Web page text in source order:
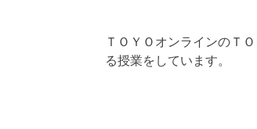
ＴＯＹＯオンラインのＴ
る授業をしています。